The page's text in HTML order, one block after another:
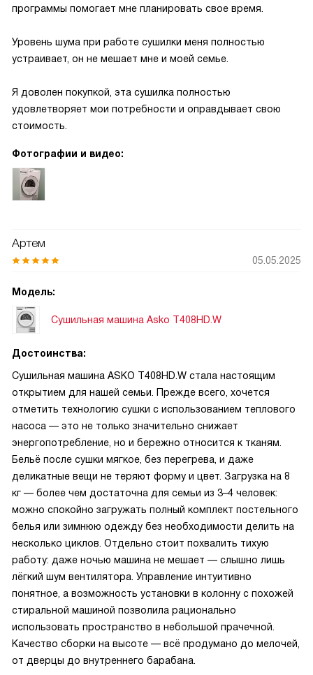
программы помогает мне планировать свое время.
Уровень шума при работе сушилки меня полностью
устраивает, он не мешает мне и моей семье.
Я доволен покупкой, эта сушилка полностью
удовлетворяет мои потребности и оправдывает свою
стоимость.
Фотографии и видео:
Артем
05.05.2025
Модель:
Сушильная машина Asko T408HD.W
Достоинства:
Сушильная машина ASKO T408HD.W стала настоящим
открытием для нашей семьи. Прежде всего, хочется
отметить технологию сушки с использованием теплового
насоса — это не только значительно снижает
энергопотребление, но и бережно относится к тканям.
Бельё после сушки мягкое, без перегрева, и даже
деликатные вещи не теряют форму и цвет. Загрузка на 8
кг — более чем достаточна для семьи из 3–4 человек:
можно спокойно загружать полный комплект постельного
белья или зимнюю одежду без необходимости делить на
несколько циклов. Отдельно стоит похвалить тихую
работу: даже ночью машина не мешает — слышно лишь
лёгкий шум вентилятора. Управление интуитивно
понятное, а возможность установки в колонну с похожей
стиральной машиной позволила рационально
использовать пространство в небольшой прачечной.
Качество сборки на высоте — всё продумано до мелочей,
от дверцы до внутреннего барабана.